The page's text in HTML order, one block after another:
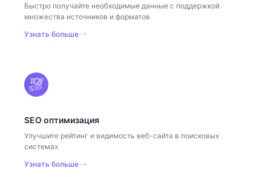
Быстро получайте необходимые данные с поддержкой
множества источников и форматов
Узнать больше
SEO оптимизация
Улучшите рейтинг и видимость веб-сайта в поисковых
системах
Узнать больше